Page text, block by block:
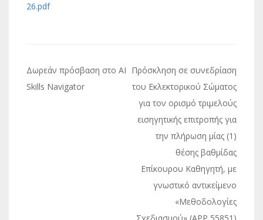
26.pdf
Πλοήγηση
άρθρων
Δωρεάν πρόσβαση στο AI
Skills Navigator
Πρόσκληση σε συνεδρίαση
του Εκλεκτορικού Σώματος
για τον ορισμό τριμελούς
εισηγητικής επιτροπής για
την πλήρωση μίας (1)
θέσης βαθμίδας
Επίκουρου Καθηγητή, με
γνωστικό αντικείμενο
«Μεθοδολογίες